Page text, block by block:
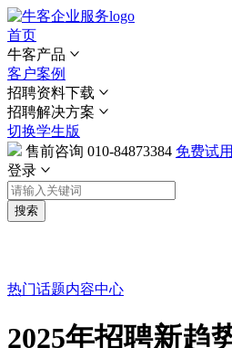
首页
牛客产品
客户案例
招聘资料下载
招聘解决方案
切换学生版
售前咨询 010-84873384 免费试用
登录
搜索
热门话题内容中心
2025年招聘新趋